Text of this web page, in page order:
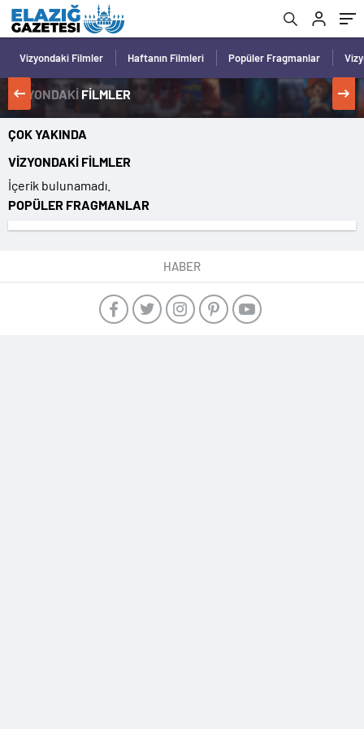
Vizyondaki Filmler Haftanın Filmleri Popüler Fragmanlar
VİZYONDAKİ FİLMLER
ÇOK YAKINDA
VİZYONDAKİ FİLMLER
İçerik bulunamadı.
POPÜLER FRAGMANLAR
HABER